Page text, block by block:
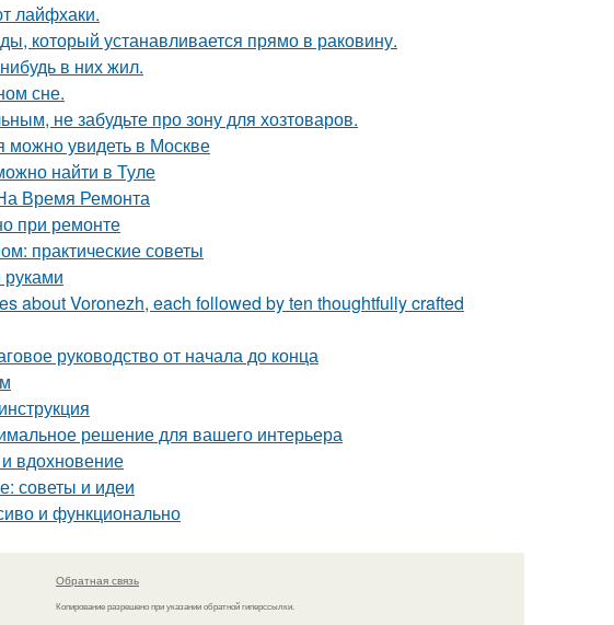
лайфхаки.
который устанавливается прямо в раковину.
в них жил.
сне.
не забудьте про зону для хозтоваров.
можно увидеть в Москве
найти в Туле
Время Ремонта
при ремонте
практические советы
руками
about Voronezh, each followed by ten thoughtfully crafted
руководство от начала до конца
решение для вашего интерьера
вдохновение
советы и идеи
и функционально
Обратная связь
Копирование разрешено при указании обратной гиперссылки.